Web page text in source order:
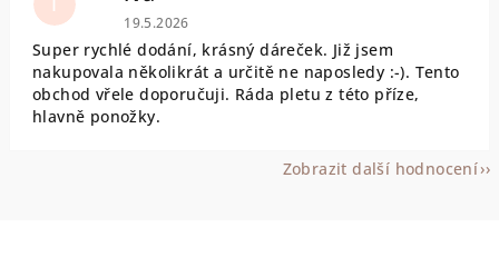
I
Hodnocení obchodu je 5 z 5 hvězdiček.
19.5.2026
Super rychlé dodání, krásný dáreček. Již jsem
nakupovala několikrát a určitě ne naposledy :-). Tento
obchod vřele doporučuji. Ráda pletu z této příze,
hlavně ponožky.
Zobrazit další hodnocení